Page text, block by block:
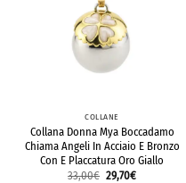
COLLANE
Collana Donna Mya Boccadamo
Chiama Angeli In Acciaio E Bronzo
Con E Placcatura Oro Giallo
33,00€ 29,70€